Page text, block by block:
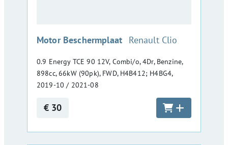
Motor Beschermplaat :Renault Clio
0.9 Energy TCE 90 12V, Combi/o, 4Dr, Benzine,
898cc, 66kW (90pk), FWD, H4B412; H4BG4,
2019-10 / 2021-08
€ 30